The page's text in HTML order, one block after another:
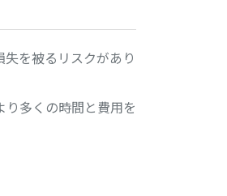
を被るリスクがあり
多くの時間と費用を